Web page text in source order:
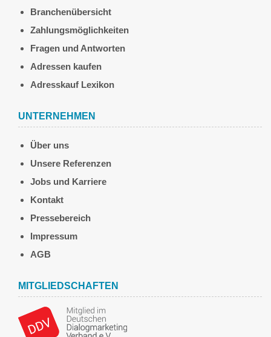
Branchenübersicht
Zahlungsmöglichkeiten
Fragen und Antworten
Adressen kaufen
Adresskauf Lexikon
UNTERNEHMEN
Über uns
Unsere Referenzen
Jobs und Karriere
Kontakt
Pressebereich
Impressum
AGB
MITGLIEDSCHAFTEN